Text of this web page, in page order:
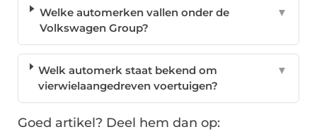
Welke automerken vallen onder de
Volkswagen Group?
▼
Welk automerk staat bekend om
vierwielaangedreven voertuigen?
▼
Goed artikel? Deel hem dan op: